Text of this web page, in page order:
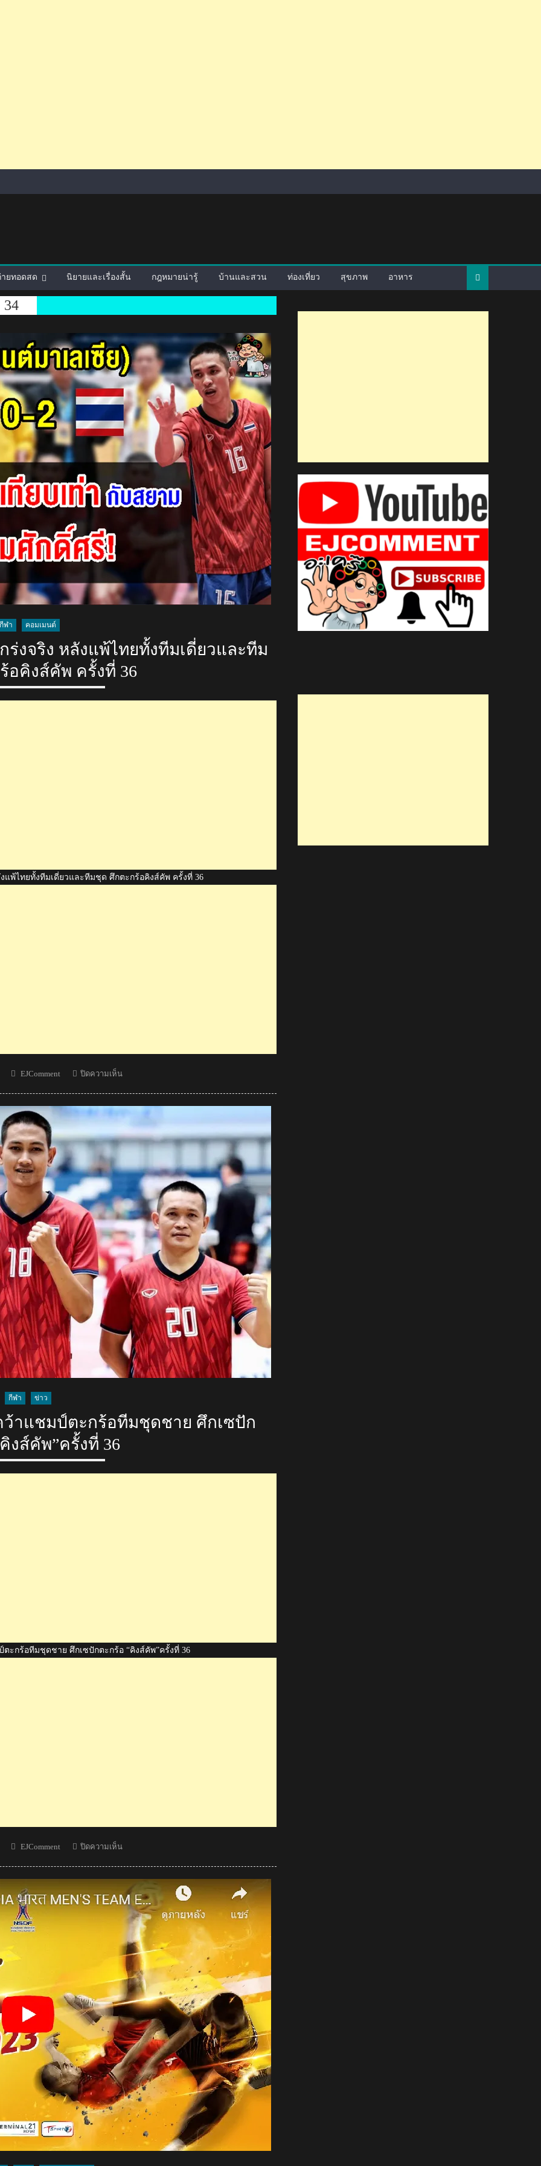
ายทอดสด นิยายและเรื่องสั้น กฎหมายน่ารู้ บ้านและสวน ท่องเที่ยว สุขภาพ อาหาร
กีฬา คอมเมนต์
งจริง หลังแพ้ไทยทั้งทีมเดี่ยวและทีม
อคิงส์คัพ ครั้งที่ 36
แพ้ไทยทั้งทีมเดี่ยวและทีมชุด ศึกตะกร้อคิงส์คัพ ครั้งที่ 36
Author
EJComment ปิดความเห็น
ต์
มา
เลย์
ไทย
จริง
หลัง
ไทย
ทั้ง
ทีม
เดี่ยว
และ
ทีม
ชุด
ศึก
ตะ
กร้อ
คิง
ที่
กีฬา ข่าว
ว้าแชมป์ตะกร้อทีมชุดชาย ศึกเซปัก
งส์คัพ”ครั้งที่ 36
ะกร้อทีมชุดชาย ศึกเซปักตะกร้อ “คิงส์คัพ”ครั้งที่ 36
Author
EJComment ปิดความเห็น
มาเลเซีย
2-
ทีม
คว้า
แชมป์
ตะกร้อ
ทีม
ชุด
ชาย
ศึก
เซปัก
ตะกร้อ
“คิง
ส์คัพ”ครั้ง
ที่
36